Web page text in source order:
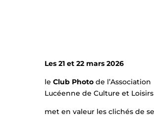
Les 21 et 22 mars 2026
le Club Photode l’Association
Lucéenne de Culture et Loisirs
met en valeur les clichés de